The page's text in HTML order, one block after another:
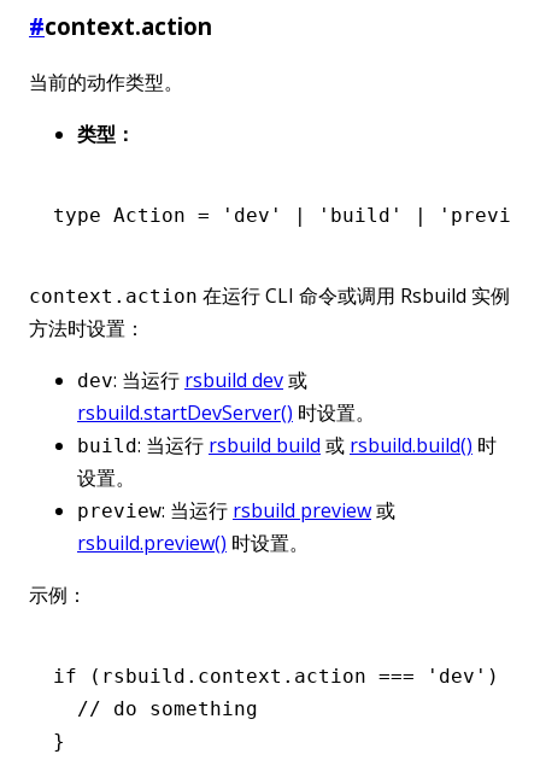
#context.action
当前的动作类型。
类型：
type Action = 'dev' 'build'
context.action 在运行 CLI 命令或调用 Rsbuild 实例
方法时设置：
dev: 当运行 rsbuild dev或
rsbuild.startDevServer() 时设置。
build: 当运行 rsbuild build 或 rsbuild.build() 时
设置。
preview: 当运行 rsbuild preview或
rsbuild.preview() 时设置。
示例：
if ( rsbuild . context .action === 'dev' ) {
  // do something
}